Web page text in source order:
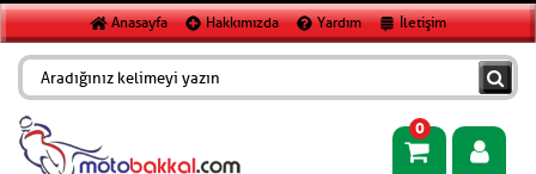
Anasayfa Hakkımızda Yardım İletişim
0